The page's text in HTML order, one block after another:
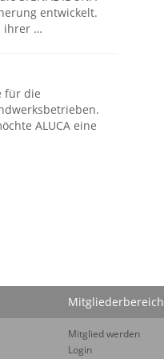
entwickelt.
ihrer …
für die
ALUCA eine
Mitgliederbereich
Mitglied werden
Login